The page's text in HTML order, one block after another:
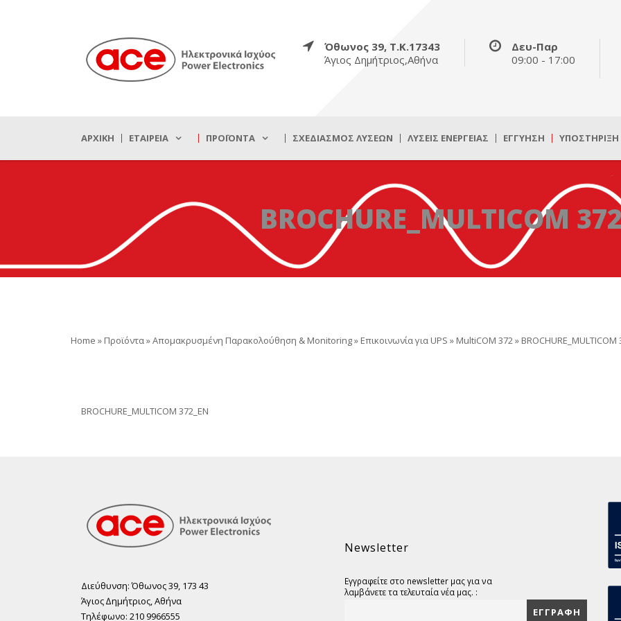
Όθωνος 39, Τ.Κ.17343
Άγιος Δημήτριος,Αθήνα
Δευ-Παρ
09:00 - 17:00
ΑΡΧΙΚΉ ΕΤΑΙΡΕΊΑ ΠΡΟΪΌΝΤΑ ΣΧΕΔΙΑΣΜΌΣ ΛΎΣΕΩΝ ΛΎΣΕΙΣ ΕΝΈΡΓΕΙΑΣ ΕΓΓΎΗΣΗ ΥΠΟΣΤΉΡΙΞΗ
BROCHURE_MULTICOM
Home » Προϊόντα»Απομακρυσμένη Παρακολούθηση & Monitoring» Επικοινωνία για UPS » MultiCOM 372» BROCHURE_MULTICOM
BROCHURE_MULTICOM 372_EN
Διεύθυνση: Όθωνος 39, 173 43
Άγιος ∆ηµήτριος, Αθήνα
Τηλέφωνο: 210 9966555
Newsletter
Εγγραφείτε στο newsletter μας για να
λαμβάνετε τα τελευταία νέα μας. :